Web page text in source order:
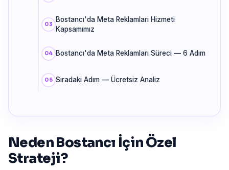
Bostancı'da Meta Reklamları Hizmeti
Kapsamımız
Bostancı'da Meta Reklamları Süreci — 6 Adım
Sıradaki Adım — Ücretsiz Analiz
Neden Bostancı İçin Özel
Strateji?